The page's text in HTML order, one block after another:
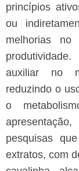
princípios
ou
melhorias
auxiliar no
reduzindo o
o
pesquisas
extratos, com